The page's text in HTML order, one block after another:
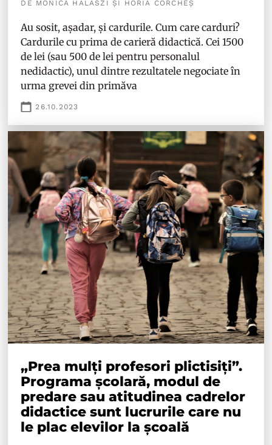
DE MONICA HALASZI ȘI HORIA CORCHEȘ
Au sosit, așadar, și cardurile. Cum care carduri?
Cardurile cu prima de carieră didactică. Cei 1500
de lei (sau 500 de lei pentru personalul
nedidactic), unul dintre rezultatele negociate în
urma grevei din primăva
26.10.2023
„Prea mulți profesori plictisiți”.
Programa școlară, modul de
predare sau atitudinea cadrelor
didactice sunt lucrurile care nu
le plac elevilor la școală